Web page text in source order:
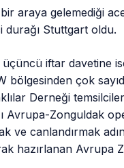
araya gelemediği
durağı Stuttgart oldu.
üçüncü iftar davetine
çok
Derneği
Avrupa-Zonguldak
ve canlandırmak
hazırlanan Avrupa